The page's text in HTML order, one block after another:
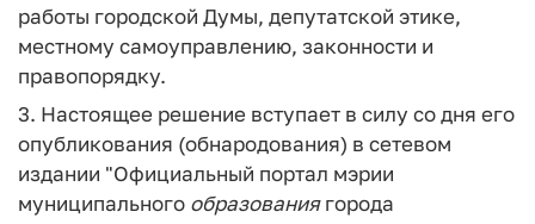
работы городской Думы, депутатской этике,
местному самоуправлению, законности и
правопорядку.
3. Настоящее решение вступает в силу со дня его
опубликования (обнародования) в сетевом
издании "Официальный портал мэрии
муниципального образованиягорода